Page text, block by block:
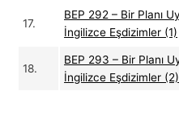
17.
BEP 292 – Bir Planı
İngilizce Eşdizimler (1)
18.
BEP 293 – Bir Planı
İngilizce Eşdizimler (2)